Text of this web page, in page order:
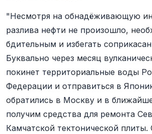
"Несмотря на обнадёживающую
разлива нефти не произошло,
бдительным и избегать
Буквально через месяц
покинет территориальные воды
Федерации и отправиться в
обратились в Москву и в
получим средства для ремонта
Камчатской тектонической плиты.